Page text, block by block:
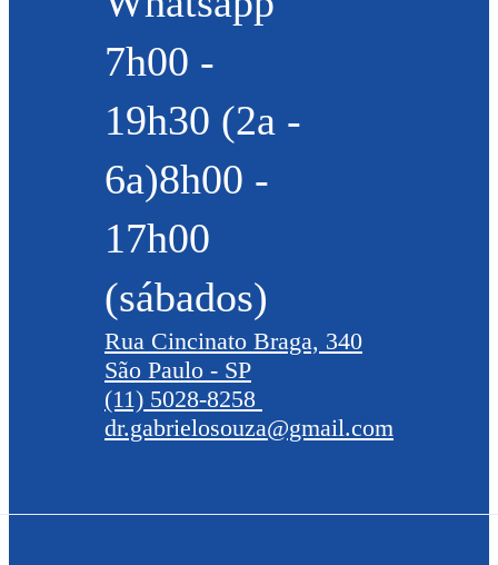
7h00 -
19h30 (2a -
6a)8h00 -
17h00
(sábados)
Rua Cincinato Braga, 340
São Paulo - SP
(11) 5028-8258
dr.gabrielosouza@gmail.com